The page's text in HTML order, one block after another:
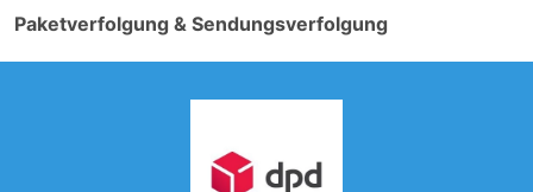
Paketverfolgung & Sendungsverfolgung